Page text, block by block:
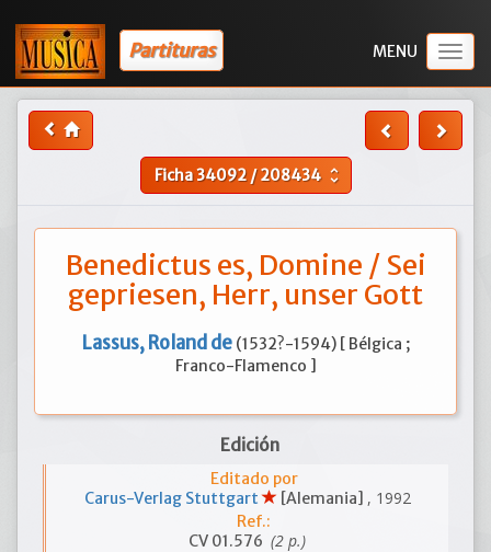
Partituras
Ficha34092/208434 unfold_more
Benedictus es, Domine / Sei
gepriesen, Herr, unser Gott
Lassus, Roland de (1532?-1594) [ Bélgica ;
Franco-Flamenco ]
Edición
Editado por
Carus-Verlag Stuttgart
[Alemania] , 1992
Ref.:
CV 01.576 (2 p.)